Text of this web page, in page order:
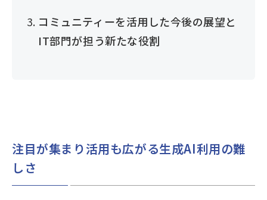
コミュニティーを活用した今後の展望と
IT部門が担う新たな役割
注目が集まり活用も広がる生成AI利用の難
しさ